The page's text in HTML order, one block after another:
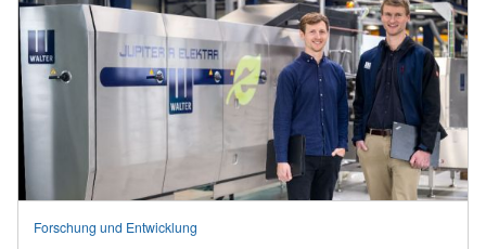
Forschung und Entwicklung